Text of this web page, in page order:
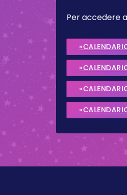
Per accedere